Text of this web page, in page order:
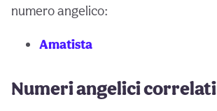
numero angelico:
Amatista
Numeri angelici correlati